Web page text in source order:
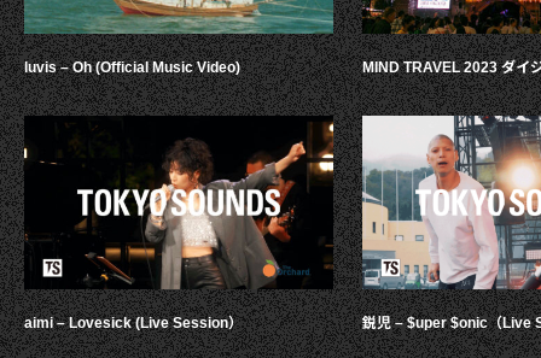
luvis – Oh (Official Music Video)
aimi – Lovesick (Live Session）
MIND TRAVEL 2023 ダイ
鋭児 – $uper $onic（Live